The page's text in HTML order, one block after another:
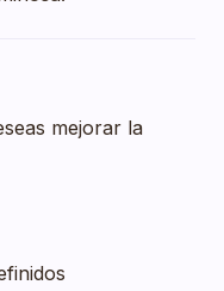
mejorar la